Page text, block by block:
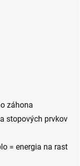
záhona
stopových prvkov
= energia na rast